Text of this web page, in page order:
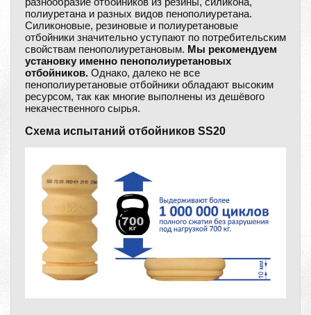
полиуретана и разных видов пенополиуретана.
Силиконовые, резиновые и полиуретановые
отбойники значительно уступают по потребительским
свойствам пенополиуретановым. Мы рекомендуем
установку именно пенополиуретановых
отбойников. Однако, далеко не все
пенополиуретановые отбойники обладают высоким
ресурсом, так как многие выполнены из дешёвого
некачественного сырья.
Схема испытаний отбойников SS20